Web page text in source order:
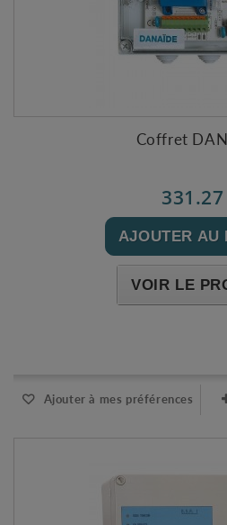
Coffret
AJOUTER AU
VOIR LE
Ajouter à mes préférences